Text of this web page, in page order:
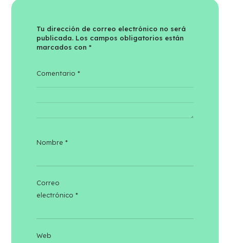
Tu dirección de correo electrónico no será
publicada. Los campos obligatorios están
marcados con *
Comentario *
Nombre *
Correo
electrónico *
Web